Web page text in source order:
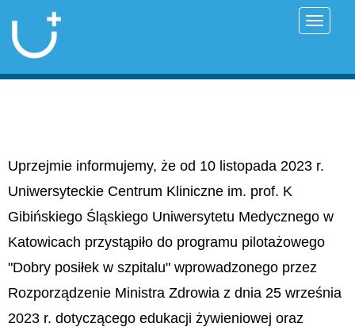
Uprzejmie informujemy, że od 10 listopada 2023 r.
Uniwersyteckie Centrum Kliniczne im. prof. K
Gibińskiego Śląskiego Uniwersytetu Medycznego w
Katowicach przystąpiło do programu pilotażowego
"Dobry posiłek w szpitalu" wprowadzonego przez
Rozporządzenie Ministra Zdrowia z dnia 25 września
2023 r. dotyczącego edukacji żywieniowej oraz